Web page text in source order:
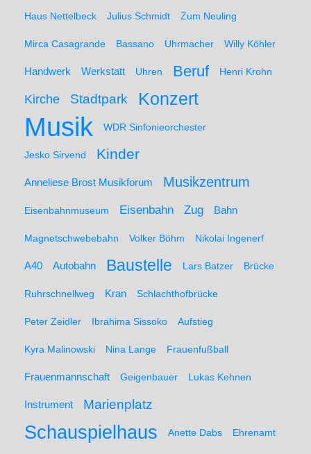
Haus Nettelbeck Julius Schmidt Zum Neuling
Mirca Casagrande Bassano Uhrmacher Willy Köhler
Handwerk Werkstatt Uhren Beruf Henri Krohn
Kirche Stadtpark Konzert
Musik WDR Sinfonieorchester
Jesko Sirvend Kinder
Anneliese Brost Musikforum Musikzentrum
Eisenbahnmuseum Eisenbahn Zug Bahn
Magnetschwebebahn Volker Böhm Nikolai Ingenerf
A40 Autobahn Baustelle Lars Batzer Brücke
Ruhrschnellweg Kran Schlachthofbrücke
Peter Zeidler Ibrahima Sissoko Aufstieg
Kyra Malinowski Nina Lange Frauenfußball
Frauenmannschaft Geigenbauer Lukas Kehnen
Instrument Marienplatz
Schauspielhaus Anette Dabs Ehrenamt